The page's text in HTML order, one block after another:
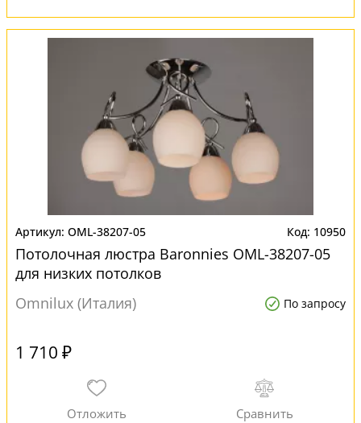
OML-38207-05 10950
Потолочная люстра Baronnies OML-38207-05
для низких потолков
Omnilux (Италия)
По запросу
1 710 ₽